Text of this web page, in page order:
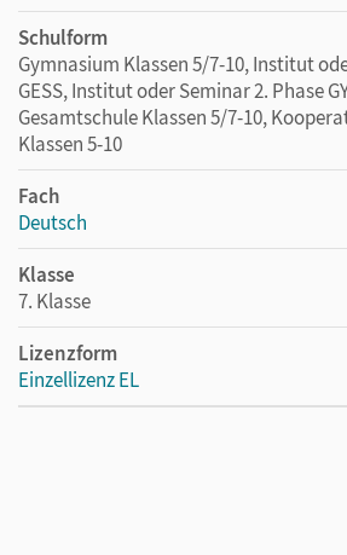
Schulform
Gymnasium Klassen 5/7-10, Institut
GESS, Institut oder Seminar 2. Phase
Gesamtschule Klassen 5/7-10,
Klassen 5-10
Fach
Deutsch
Klasse
7. Klasse
Lizenzform
Einzellizenz EL